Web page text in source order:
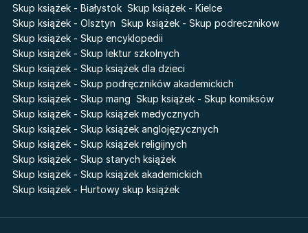
Skup książek - Białystok Skup książek - Kielce
Skup książek - Olsztyn Skup książek - Skup podrecznikow
Skup książek - Skup encyklopedii
Skup książek - Skup lektur szkolnych
Skup książek - Skup książek dla dzieci
Skup książek - Skup podręczników akademickich
Skup książek - Skup mang Skup książek - Skup komiksów
Skup książek - Skup książek medycznych
Skup książek - Skup książek anglojęzycznych
Skup książek - Skup książek religijnych
Skup książek - Skup starych książek
Skup książek - Skup książek akademickich
Skup książek - Hurtowy skup książek